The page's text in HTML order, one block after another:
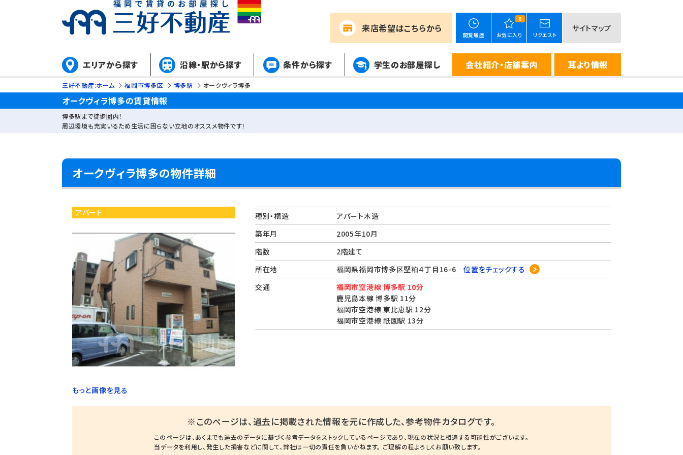
来店希望はこちらから
閲覧履歴
0
お気に入り リクエスト
サイトマップ
エリアから探す 沿線・駅から探す 条件から探す 学生のお部屋探し 会社紹介・店舗案内 耳より情報
三好不動産:ホーム 福岡市博多区 博多駅 オークヴィラ博多
オークヴィラ博多の賃貸情報
博多駅まで徒歩圏内！
周辺環境も充実いるため生活に困らない立地のオススメ物件です！
オークヴィラ博多の物件詳細
アパート
もっと画像を見る
種別・構造
アパート木造
築年月
2005年10月
階数
2階建て
所在地
福岡県福岡市博多区堅粕４丁目16-6位置をチェックする
交通
福岡市空港線 博多駅 10分
鹿児島本線 博多駅 11分
福岡市空港線 東比恵駅 12分
福岡市空港線 祇園駅 13分
※このページは、過去に掲載された情報を元に作成した、参考物件カタログです。
このページは、あくまでも過去のデータに基づく参考データをストックしているページであり、現在の状況と相違する可能性がございます。
当データを利用し、発生した損害などに関して、弊社は一切の責任を負いかねます。 ご理解の程よろしくお願い致します。